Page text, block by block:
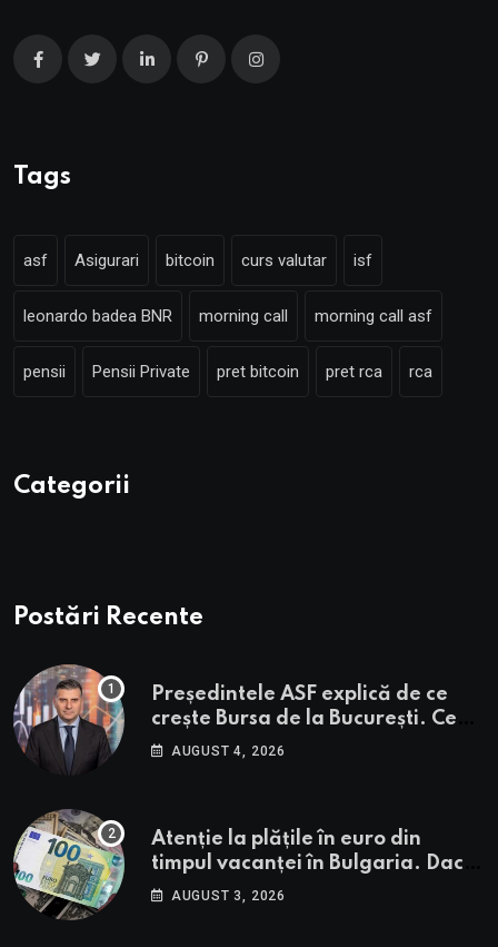
Tags
asf Asigurari bitcoin curs valutar isf
leonardo badea BNR morning call morning call asf
pensii Pensii Private pret bitcoin pret rca rca
Categorii
Postări Recente
Președintele ASF explică de ce
crește Bursa de la București. Ce
urmează pentru BVB potrivit lui
AUGUST 4, 2026
Atenție la plățile în euro din
timpul vacanței în Bulgaria. Dacă
în România cele mai falsificate
AUGUST 3, 2026